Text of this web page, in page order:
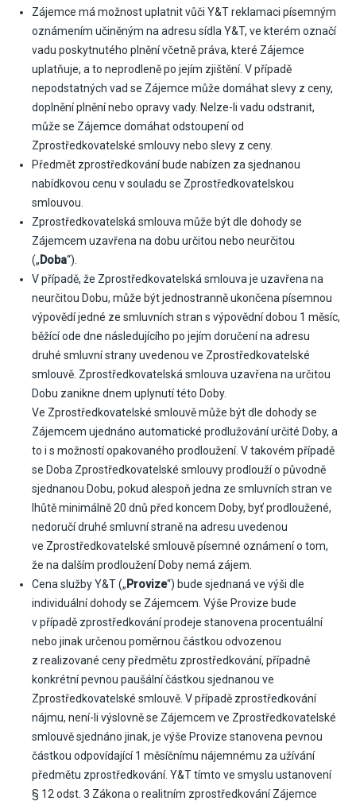
Zájemce má možnost uplatnit vůči Y&T reklamaci písemným
oznámením učiněným na adresu sídla Y&T, ve kterém označí
vadu poskytnutého plnění včetně práva, které Zájemce
uplatňuje, a to neprodleně po jejím zjištění. V případě
nepodstatných vad se Zájemce může domáhat slevy z ceny,
doplnění plnění nebo opravy vady. Nelze-li vadu odstranit,
může se Zájemce domáhat odstoupení od
Zprostředkovatelské smlouvy nebo slevy z ceny.
Předmět zprostředkování bude nabízen za sjednanou
nabídkovou cenu v souladu se Zprostředkovatelskou
smlouvou.
Zprostředkovatelská smlouva může být dle dohody se
Zájemcem uzavřena na dobu určitou nebo neurčitou
(„ Doba“).
V případě, že Zprostředkovatelská smlouva je uzavřena na
neurčitou Dobu, může být jednostranně ukončena písemnou
výpovědí jedné ze smluvních stran s výpovědní dobou 1 měsíc,
běžící ode dne následujícího po jejím doručení na adresu
druhé smluvní strany uvedenou ve Zprostředkovatelské
smlouvě. Zprostředkovatelská smlouva uzavřena na určitou
Dobu zanikne dnem uplynutí této Doby.
Ve Zprostředkovatelské smlouvě může být dle dohody se
Zájemcem ujednáno automatické prodlužování určité Doby, a
to i s možností opakovaného prodloužení. V takovém případě
se Doba Zprostředkovatelské smlouvy prodlouží o původně
sjednanou Dobu, pokud alespoň jedna ze smluvních stran ve
lhůtě minimálně 20 dnů před koncem Doby, byť prodloužené,
nedoručí druhé smluvní straně na adresu uvedenou
ve Zprostředkovatelské smlouvě písemné oznámení o tom,
že na dalším prodloužení Doby nemá zájem.
Cena služby Y&T („ Provize“) bude sjednaná ve výši dle
individuální dohody se Zájemcem. Výše Provize bude
v případě zprostředkování prodeje stanovena procentuální
nebo jinak určenou poměrnou částkou odvozenou
z realizované ceny předmětu zprostředkování, případně
konkrétní pevnou paušální částkou sjednanou ve
Zprostředkovatelské smlouvě. V případě zprostředkování
nájmu, není-li výslovně se Zájemcem ve Zprostředkovatelské
smlouvě sjednáno jinak, je výše Provize stanovena pevnou
částkou odpovídající 1 měsíčnímu nájemnému za užívání
předmětu zprostředkování. Y&T tímto ve smyslu ustanovení
§ 12 odst. 3 Zákona o realitním zprostředkování Zájemce